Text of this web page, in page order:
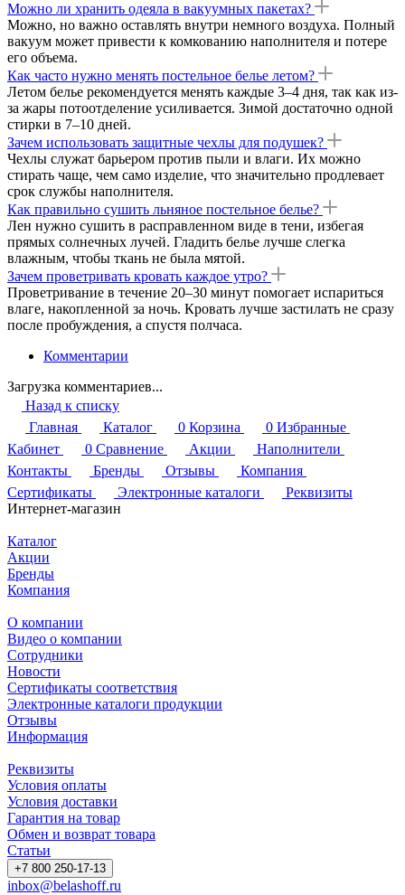
Можно ли хранить одеяла в вакуумных пакетах?
Можно, но важно оставлять внутри немного воздуха. Полный
вакуум может привести к комкованию наполнителя и потере
его объема.
Как часто нужно менять постельное белье летом?
Летом белье рекомендуется менять каждые 3–4 дня, так как из-
за жары потоотделение усиливается. Зимой достаточно одной
стирки в 7–10 дней.
Зачем использовать защитные чехлы для подушек?
Чехлы служат барьером против пыли и влаги. Их можно
стирать чаще, чем само изделие, что значительно продлевает
срок службы наполнителя.
Как правильно сушить льняное постельное белье?
Лен нужно сушить в расправленном виде в тени, избегая
прямых солнечных лучей. Гладить белье лучше слегка
влажным, чтобы ткань не была мятой.
Зачем проветривать кровать каждое утро?
Проветривание в течение 20–30 минут помогает испариться
влаге, накопленной за ночь. Кровать лучше застилать не сразу
после пробуждения, а спустя полчаса.
Комментарии
Загрузка комментариев...
Назад к списку
Главная
Каталог 0 Корзина 0 Избранные
Кабинет
0 Сравнение Акции
Наполнители
Контакты
Бренды Отзывы
Компания
Сертификаты
Электронные каталоги
Реквизиты
Интернет-магазин
Каталог
Акции
Бренды
Компания
О компании
Видео о компании
Сотрудники
Новости
Сертификаты соответствия
Электронные каталоги продукции
Отзывы
Информация
Реквизиты
Условия оплаты
Условия доставки
Гарантия на товар
Обмен и возврат товара
Статьи
+7 800 250-17-13
inbox@belashoff.ru